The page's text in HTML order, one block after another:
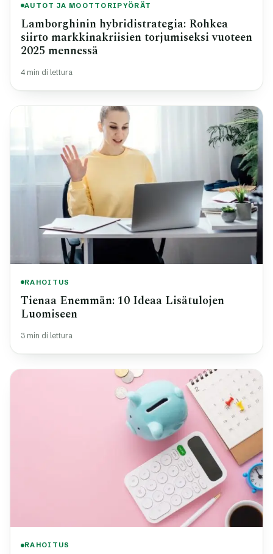
AUTOT JA MOOTTORIPYÖRÄT
Lamborghinin hybridistrategia: Rohkea
siirto markkinakriisien torjumiseksi vuoteen
2025 mennessä
4 min di lettura
RAHOITUS
Tienaa Enemmän: 10 Ideaa Lisätulojen
Luomiseen
3 min di lettura
RAHOITUS